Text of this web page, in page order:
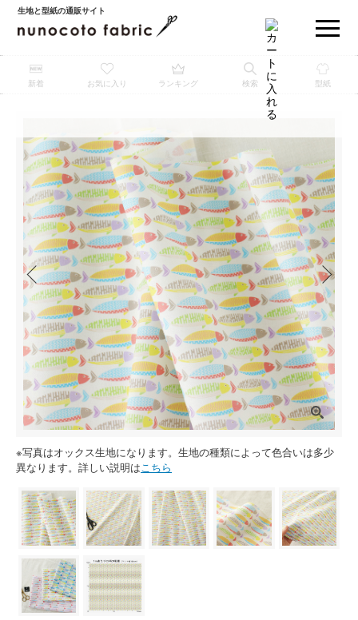
生地と型紙の通販サイト
新着 お気に入り ランキング 検索 型紙
※写真はオックス生地になります。生地の種類によって色合いは多少
異なります。詳しい説明はこちら